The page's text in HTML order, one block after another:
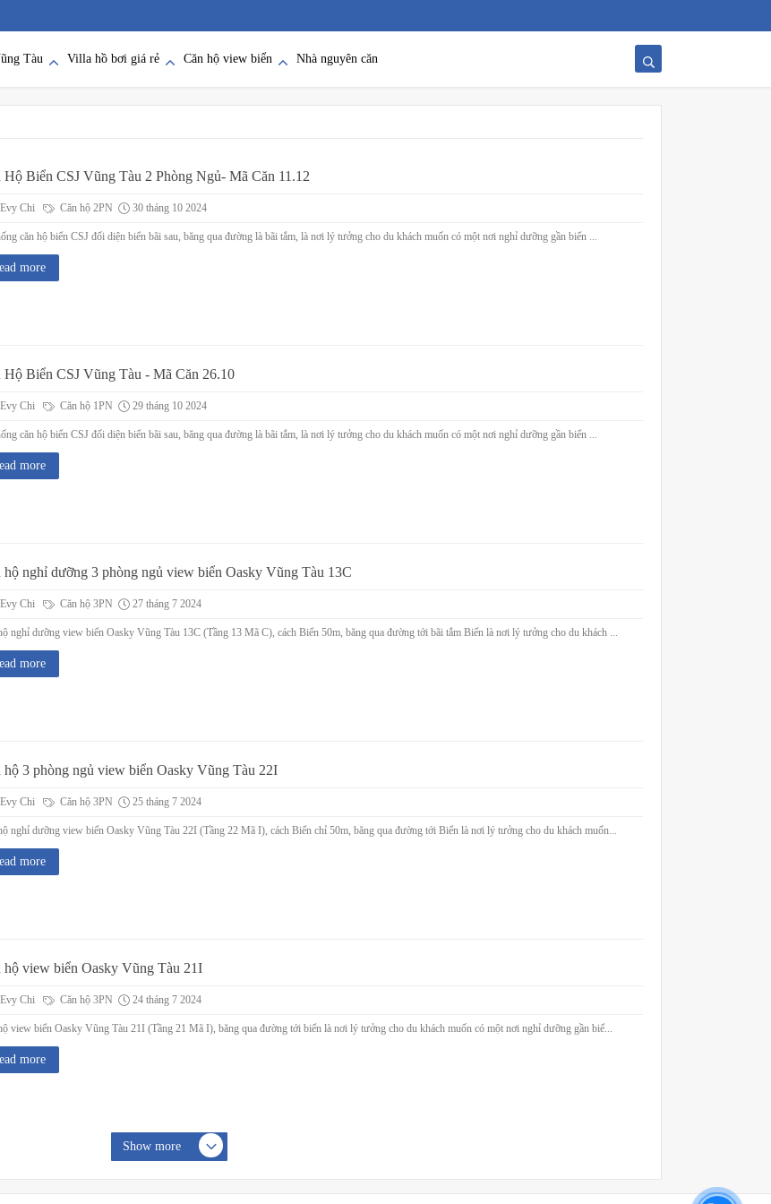
Tàu Villa hồ bơi giá rẻ Căn hộ view biển Nhà nguyên căn
Hộ Biển CSJ Vũng Tàu 2 Phòng Ngủ- Mã Căn 11.12
Evy Chi Căn hộ 2PN 30 tháng 10 2024
căn hộ biển CSJ đối diện biển bãi sau, băng qua đường là bãi tắm, là nơi lý tưởng cho du khách muốn có một nơi nghỉ dưỡng gần biển ...
more
Hộ Biển CSJ Vũng Tàu - Mã Căn 26.10
Evy Chi Căn hộ 1PN 29 tháng 10 2024
căn hộ biển CSJ đối diện biển bãi sau, băng qua đường là bãi tắm, là nơi lý tưởng cho du khách muốn có một nơi nghỉ dưỡng gần biển ...
more
hộ nghỉ dưỡng 3 phòng ngủ view biển Oasky Vũng Tàu 13C
Evy Chi Căn hộ 3PN 27 tháng 7 2024
nghỉ dưỡng view biển Oasky Vũng Tàu 13C (Tầng 13 Mã C), cách Biển 50m, băng qua đường tới bãi tắm Biển là nơi lý tưởng cho du khách ...
more
hộ 3 phòng ngủ view biển Oasky Vũng Tàu 22I
Evy Chi Căn hộ 3PN 25 tháng 7 2024
nghỉ dưỡng view biển Oasky Vũng Tàu 22I (Tầng 22 Mã I), cách Biển chỉ 50m, băng qua đường tới Biển là nơi lý tưởng cho du khách muốn...
more
hộ view biển Oasky Vũng Tàu 21I
Evy Chi Căn hộ 3PN 24 tháng 7 2024
view biển Oasky Vũng Tàu 21I (Tầng 21 Mã I), băng qua đường tới biển là nơi lý tưởng cho du khách muốn có một nơi nghỉ dưỡng gần biể...
more
Show more